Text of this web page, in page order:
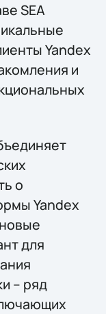
SEA
Yandex
и
о
Yandex
для
– ряд